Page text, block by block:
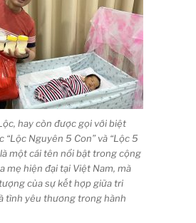
hay còn được gọi với biệt
“Lộc Nguyên 5 Con” và “Lộc 5
một cái tên nổi bật trong cộng
mẹ hiện đại tại Việt Nam, mà
của sự kết hợp giữa tri
tình yêu thương trong hành